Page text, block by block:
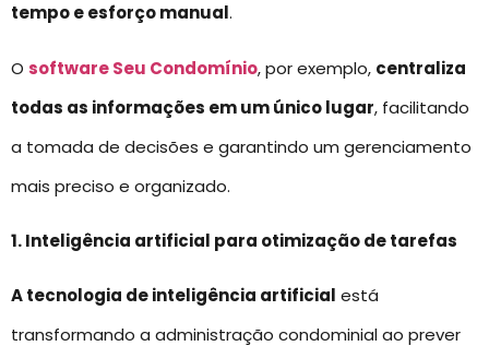
tempo e esforço manual.
O software Seu Condomínio, por exemplo, centraliza
todas as informações em um único lugar, facilitando
a tomada de decisões e garantindo um gerenciamento
mais preciso e organizado.
1. Inteligência artificial para otimização de tarefas
A tecnologia de inteligência artificial está
transformando a administração condominial ao prever